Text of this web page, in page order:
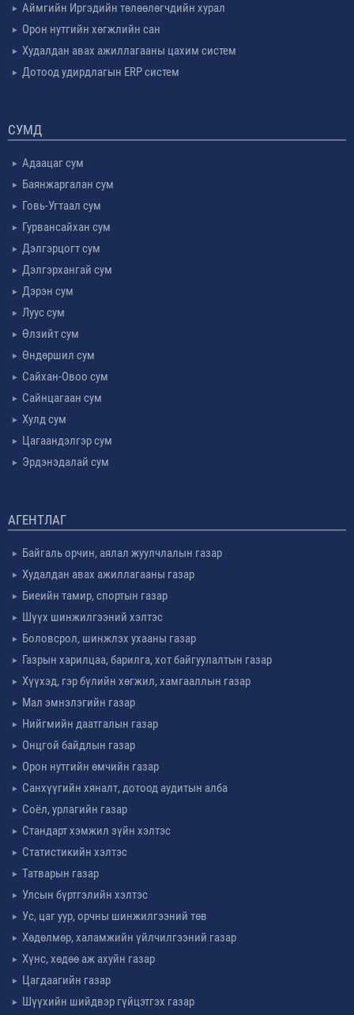
Аймгийн Иргэдийн төлөөлөгчдийн хурал
Орон нутгийн хөгжлийн сан
Худалдан авах ажиллагааны цахим систем
Дотоод удирдлагын ERP систем
СУМД
Адаацаг сум
Баянжаргалан сум
Говь-Угтаал сум
Гурвансайхан сум
Дэлгэрцогт сум
Дэлгэрхангай сум
Дэрэн сум
Луус сум
Өлзийт сум
Өндөршил сум
Сайхан-Овоо сум
Сайнцагаан сум
Хулд сум
Цагаандэлгэр сум
Эрдэнэдалай сум
АГЕНТЛАГ
Байгаль орчин, аялал жуулчлалын газар
Худалдан авах ажиллагааны газар
Биеийн тамир, спортын газар
Шүүх шинжилгээний хэлтэс
Боловсрол, шинжлэх ухааны газар
Газрын харилцаа, барилга, хот байгуулалтын газар
Хүүхэд, гэр бүлийн хөгжил, хамгааллын газар
Мал эмнэлэгийн газар
Нийгмийн даатгалын газар
Онцгой байдлын газар
Орон нутгийн өмчийн газар
Санхүүгийн хяналт, дотоод аудитын алба
Соёл, урлагийн газар
Стандарт хэмжил зүйн хэлтэс
Статистикийн хэлтэс
Татварын газар
Улсын бүртгэлийн хэлтэс
Ус, цаг уур, орчны шинжилгээний төв
Хөдөлмөр, халамжийн үйлчилгээний газар
Хүнс, хөдөө аж ахуйн газар
Цагдаагийн газар
Шүүхийн шийдвэр гүйцэтгэх газар